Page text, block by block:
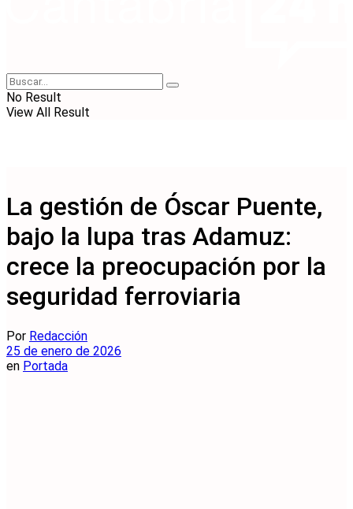
No Result
View All Result
La gestión de Óscar Puente,
bajo la lupa tras Adamuz:
crece la preocupación por la
seguridad ferroviaria
Por Redacción
25 de enero de 2026
en Portada